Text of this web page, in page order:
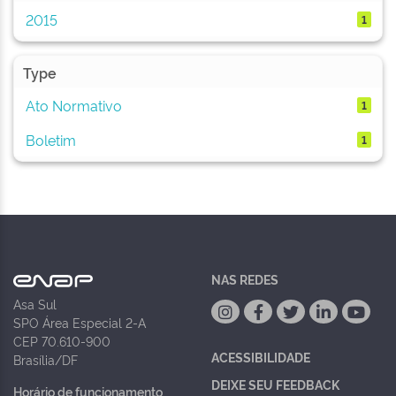
2015
1
Type
Ato Normativo
1
Boletim 1
Asa Sul
SPO Área Especial 2-A
CEP 70.610-900
Brasília/DF
Horário de funcionamento
NAS REDES
ACESSIBILIDADE
DEIXE SEU FEEDBACK